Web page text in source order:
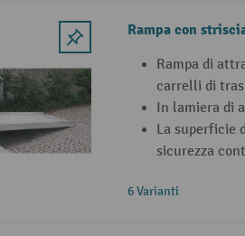
Rampa con
Rampa di
carrelli di
In lamiera di
La superficie
sicurezza
6 Varianti